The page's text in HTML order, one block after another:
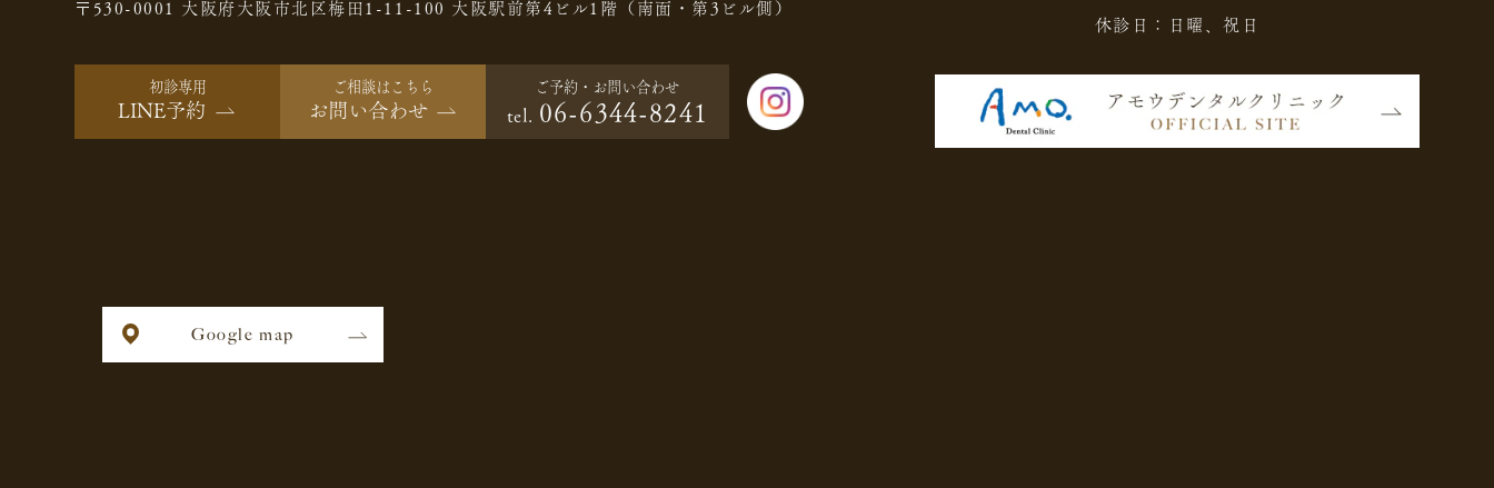
〒530-0001 大阪府大阪市北区梅田1-11-100 大阪駅前第4ビル1階（南面・第3ビル側）
初診専用
LINE予約
ご相談はこちら
お問い合わせ
ご予約・ お問い合わせ
tel. 06-6344-8241
休診日：日曜、祝日
Google map